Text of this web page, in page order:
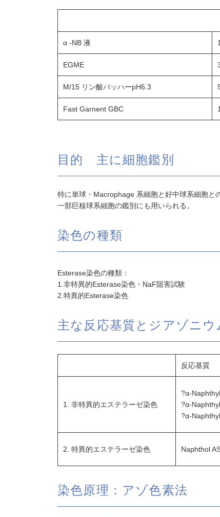
α -NB 液
EGME
M/15 リン酸バッハーpH6.3
Fast Garnent GBC
目的 主に細胞鑑別
特に単球・Macrophage 系細胞と好中球系細胞と
一部巨核球系細胞の鑑別にも用いられる。
染色の種類
Esterase染色の種類：
1.非特異的Esterase染色・NaF阻害試験
2.特異的Esterase染色
主な反応基質とジアゾニウ
反応基質
1. 非特異的エステラーゼ染色
?α-
?α-
?α-
2. 特異的エステラーゼ染色 Naphthol
染色原理：アゾ色素法